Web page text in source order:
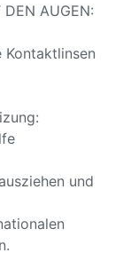
AUGEN:
Kontaktlinsen
und